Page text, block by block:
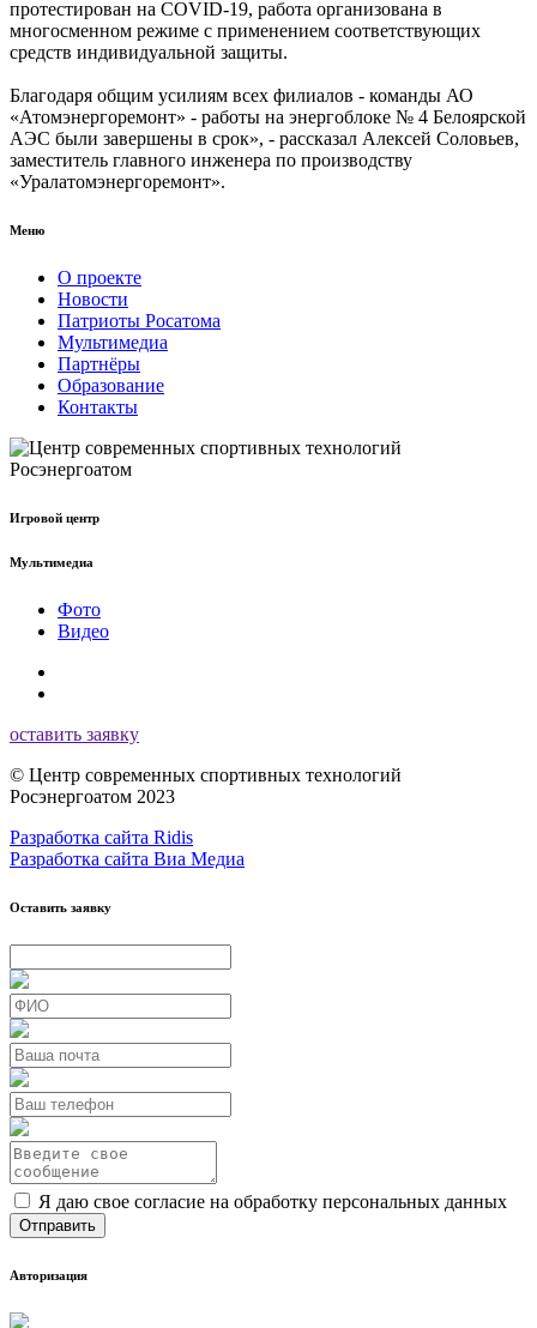
протестирован на COVID-19, работа организована в
многосменном режиме с применением соответствующих
средств индивидуальной защиты.
Благодаря общим усилиям всех филиалов - команды АО
«Атомэнергоремонт» - работы на энергоблоке № 4 Белоярской
АЭС были завершены в срок», - рассказал Алексей Соловьев,
заместитель главного инженера по производству
«Уралатомэнергоремонт».
Меню
О проекте
Новости
Патриоты Росатома
Мультимедиа
Партнёры
Образование
Контакты
Игровой центр
Мультимедиа
Фото
Видео
оставить заявку
© Центр современных спортивных технологий
Росэнергоатом 2023
Разработка сайта Ridis
Разработка сайта Виа Медиа
Оставить заявку
Я даю свое согласие на обработку персональных данных
Авторизация